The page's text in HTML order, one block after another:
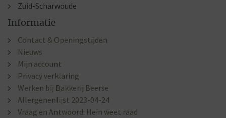
Zuid-Scharwoude
Informatie
Contact & Openingstijden
Nieuws
Mijn account
Privacy verklaring
Werken bij Bakkerij Beerse
Allergenenlijst 2023-04-24
Vraag en Antwoord: Hein weet raad